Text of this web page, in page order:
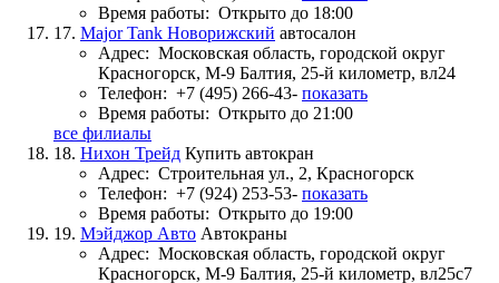
Время работы: Открыто до 18:00
17. Major Tank Новорижский автосалон
Адрес: Московская область, городской округ
Красногорск, М-9 Балтия, 25-й километр, вл24
Телефон: +7 (495) 266-43- показать
Время работы: Открыто до 21:00
все филиалы
18. Нихон Трейд Купить автокран
Адрес: Строительная ул., 2, Красногорск
Телефон: +7 (924) 253-53- показать
Время работы: Открыто до 19:00
19. Мэйджор Авто Автокраны
Адрес: Московская область, городской округ
Красногорск, М-9 Балтия, 25-й километр, вл25с7